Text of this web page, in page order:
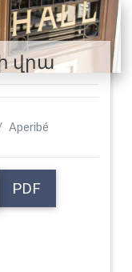
վրա
Aperibé
PDF